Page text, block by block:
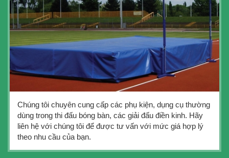
Chúng tôi chuyên cung cấp các phụ kiện, dụng cụ thường
dùng trong thi đấu bóng bàn, các giải đấu điền kinh. Hãy
liên hệ với chúng tôi để được tư vấn với mức giá hợp lý
theo nhu cầu của bạn.